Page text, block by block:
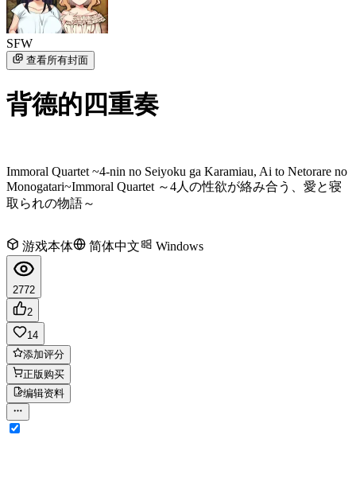
SFW
查看所有封面
背德的四重奏
Immoral Quartet ~4-nin no Seiyoku ga Karamiau, Ai to Netorare no
Monogatari~Immoral Quartet ～4人の性欲が絡み合う、愛と寝
取られの物語～
游戏本体 简体中文 Windows
2772
2
14
添加评分
正版购买
编辑资料